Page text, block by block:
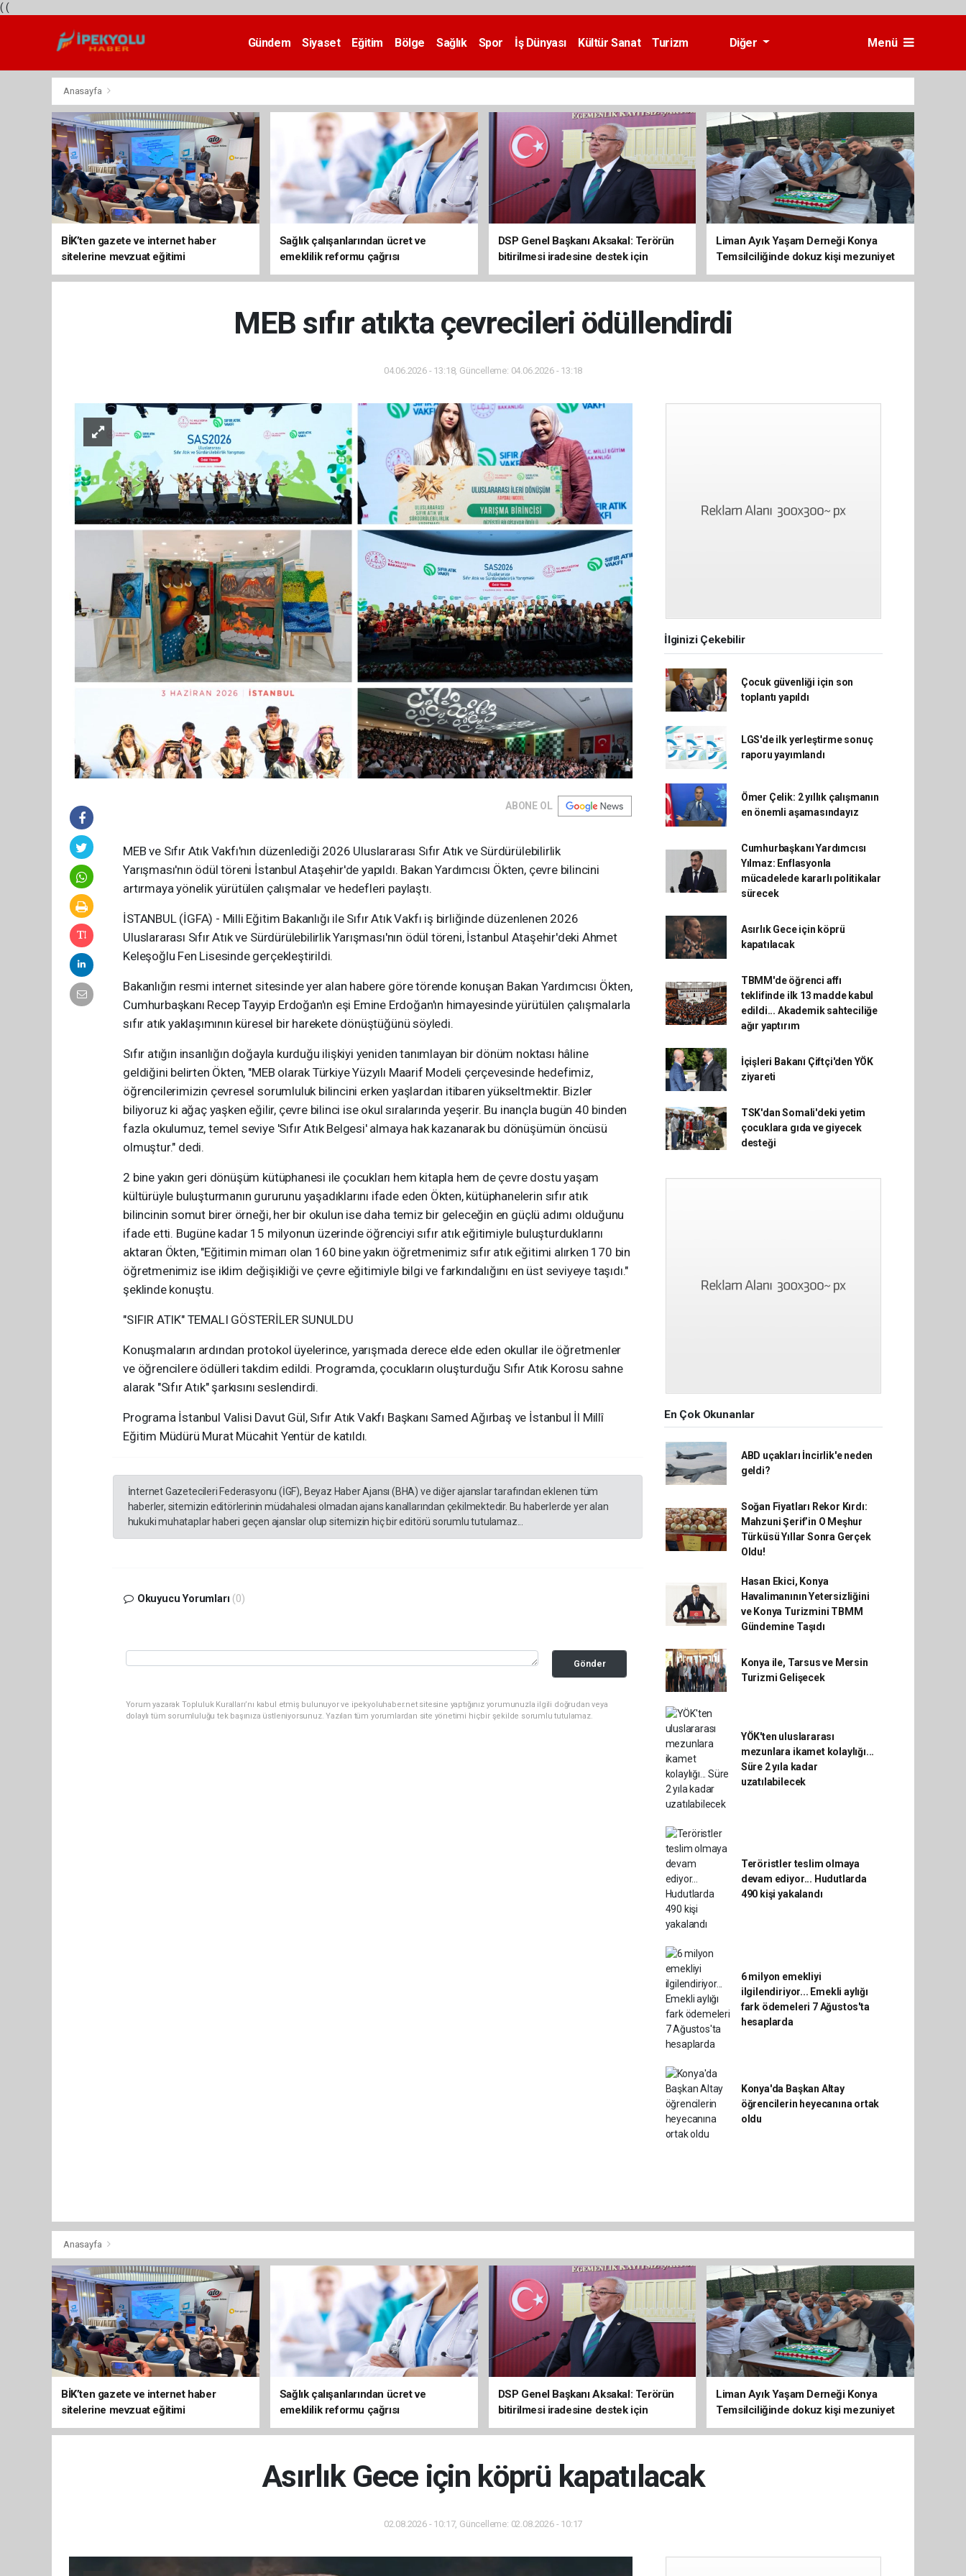
( (
Gündem Siyaset Eğitim Bölge Sağlık Spor İş Dünyası Kültür Sanat
Turizm
Diğer Menü
Anasayfa
BİK’ten gazete ve internet haber
sitelerine mevzuat eğitimi
Sağlık çalışanlarından ücret ve
emeklilik reformu çağrısı
DSP Genel Başkanı Aksakal: Terörün
bitirilmesi iradesine destek için
imzalayacağım
Liman Ayık Yaşam Derneği Konya
Temsilciliğinde dokuz kişi mezuniyet
sevinci yaşadı
MEB sıfır atıkta çevrecileri ödüllendirdi
04.06.2026 - 13:18, Güncelleme: 04.06.2026 - 13:18
ABONE OL
MEB ve Sıfır Atık Vakfı'nın düzenlediği 2026 Uluslararası Sıfır Atık ve Sürdürülebilirlik
Yarışması'nın ödül töreni İstanbul Ataşehir'de yapıldı. Bakan Yardımcısı Ökten, çevre bilincini
artırmaya yönelik yürütülen çalışmalar ve hedefleri paylaştı.
İSTANBUL (İGFA) - Milli Eğitim Bakanlığı ile Sıfır Atık Vakfı iş birliğinde düzenlenen 2026
Uluslararası Sıfır Atık ve Sürdürülebilirlik Yarışması'nın ödül töreni, İstanbul Ataşehir'deki Ahmet
Keleşoğlu Fen Lisesinde gerçekleştirildi.
Bakanlığın resmi internet sitesinde yer alan habere göre törende konuşan Bakan Yardımcısı Ökten,
Cumhurbaşkanı Recep Tayyip Erdoğan'ın eşi Emine Erdoğan'ın himayesinde yürütülen çalışmalarla
sıfır atık yaklaşımının küresel bir harekete dönüştüğünü söyledi.
Sıfır atığın insanlığın doğayla kurduğu ilişkiyi yeniden tanımlayan bir dönüm noktası hâline
geldiğini belirten Ökten, "MEB olarak Türkiye Yüzyılı Maarif Modeli çerçevesinde hedefimiz,
öğrencilerimizin çevresel sorumluluk bilincini erken yaşlardan itibaren yükseltmektir. Bizler
biliyoruz ki ağaç yaşken eğilir, çevre bilinci ise okul sıralarında yeşerir. Bu inançla bugün 40 binden
fazla okulumuz, temel seviye 'Sıfır Atık Belgesi' almaya hak kazanarak bu dönüşümün öncüsü
olmuştur." dedi.
2 bine yakın geri dönüşüm kütüphanesi ile çocukları hem kitapla hem de çevre dostu yaşam
kültürüyle buluşturmanın gururunu yaşadıklarını ifade eden Ökten, kütüphanelerin sıfır atık
bilincinin somut birer örneği, her bir okulun ise daha temiz bir geleceğin en güçlü adımı olduğunu
ifade etti. Bugüne kadar 15 milyonun üzerinde öğrenciyi sıfır atık eğitimiyle buluşturduklarını
aktaran Ökten, "Eğitimin mimarı olan 160 bine yakın öğretmenimiz sıfır atık eğitimi alırken 170 bin
öğretmenimiz ise iklim değişikliği ve çevre eğitimiyle bilgi ve farkındalığını en üst seviyeye taşıdı."
şeklinde konuştu.
"SIFIR ATIK" TEMALI GÖSTERİLER SUNULDU
Konuşmaların ardından protokol üyelerince, yarışmada derece elde eden okullar ile öğretmenler
ve öğrencilere ödülleri takdim edildi. Programda, çocukların oluşturduğu Sıfır Atık Korosu sahne
alarak "Sıfır Atık" şarkısını seslendirdi.
Programa İstanbul Valisi Davut Gül, Sıfır Atık Vakfı Başkanı Samed Ağırbaş ve İstanbul İl Millî
Eğitim Müdürü Murat Mücahit Yentür de katıldı.
İnternet Gazetecileri Federasyonu (İGF), Beyaz Haber Ajansı (BHA) ve diğer ajanslar tarafından eklenen tüm
haberler, sitemizin editörlerinin müdahalesi olmadan ajans kanallarından çekilmektedir. Bu haberlerde yer alan
hukuki muhataplar haberi geçen ajanslar olup sitemizin hiç bir editörü sorumlu tutulamaz...
Okuyucu Yorumları (0)
Gönder
Yorum yazarak Topluluk Kuralları’nı kabul etmiş bulunuyor ve ipekyoluhaber.net sitesine yaptığınız yorumunuzla ilgili doğrudan veya
dolaylı tüm sorumluluğu tek başınıza üstleniyorsunuz. Yazılan tüm yorumlardan site yönetimi hiçbir şekilde sorumlu tutulamaz.
İlginizi Çekebilir
Çocuk güvenliği için son
toplantı yapıldı
LGS'de ilk yerleştirme sonuç
raporu yayımlandı
Ömer Çelik: 2 yıllık çalışmanın
en önemli aşamasındayız
Cumhurbaşkanı Yardımcısı
Yılmaz: Enflasyonla
mücadelede kararlı politikalar
sürecek
Asırlık Gece için köprü
kapatılacak
TBMM'de öğrenci affı
teklifinde ilk 13 madde kabul
edildi... Akademik sahteciliğe
ağır yaptırım
İçişleri Bakanı Çiftçi'den YÖK
ziyareti
TSK'dan Somali'deki yetim
çocuklara gıda ve giyecek
desteği
En Çok Okunanlar
ABD uçakları İncirlik'e neden
geldi?
Soğan Fiyatları Rekor Kırdı:
Mahzuni Şerif’in O Meşhur
Türküsü Yıllar Sonra Gerçek
Oldu!
Hasan Ekici, Konya
Havalimanının Yetersizliğini
ve Konya Turizmini TBMM
Gündemine Taşıdı
Konya ile, Tarsus ve Mersin
Turizmi Gelişecek
YÖK'ten uluslararası
mezunlara ikamet kolaylığı...
Süre 2 yıla kadar
uzatılabilecek
Teröristler teslim olmaya
devam ediyor... Hudutlarda
490 kişi yakalandı
6 milyon emekliyi
ilgilendiriyor... Emekli aylığı
fark ödemeleri 7 Ağustos'ta
hesaplarda
Konya'da Başkan Altay
öğrencilerin heyecanına ortak
oldu
Anasayfa
BİK’ten gazete ve internet haber
sitelerine mevzuat eğitimi
Sağlık çalışanlarından ücret ve
emeklilik reformu çağrısı
DSP Genel Başkanı Aksakal: Terörün
bitirilmesi iradesine destek için
imzalayacağım
Liman Ayık Yaşam Derneği Konya
Temsilciliğinde dokuz kişi mezuniyet
sevinci yaşadı
Asırlık Gece için köprü kapatılacak
02.08.2026 - 10:17, Güncelleme: 02.08.2026 - 10:17